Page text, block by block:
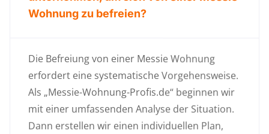
Wohnung zu befreien?
Die Befreiung von einer Messie Wohnung
erfordert eine systematische Vorgehensweise.
Als „Messie-Wohnung-Profis.de“ beginnen wir
mit einer umfassenden Analyse der Situation.
Dann erstellen wir einen individuellen Plan,